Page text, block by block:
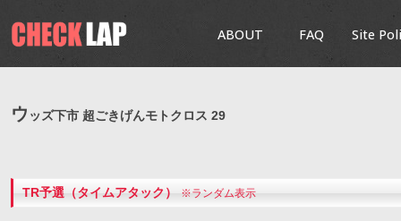
ABOUT FAQ Site
ウ ッズ下市 超ごきげんモトクロス 29
TR予選（タイムアタック） ※ランダム表示